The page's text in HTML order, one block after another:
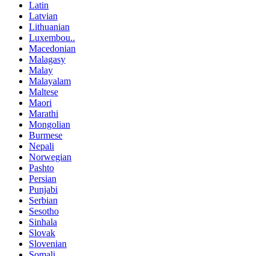
Latin
Latvian
Lithuanian
Luxembou..
Macedonian
Malagasy
Malay
Malayalam
Maltese
Maori
Marathi
Mongolian
Burmese
Nepali
Norwegian
Pashto
Persian
Punjabi
Serbian
Sesotho
Sinhala
Slovak
Slovenian